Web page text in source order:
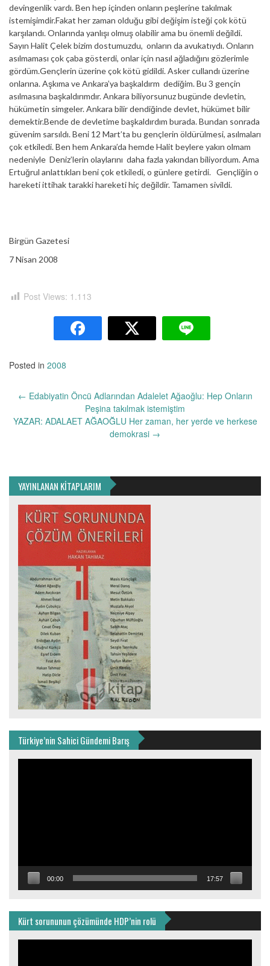
devingenlik vardı. Ben hep içinden onların peşlerine takılmak
istemişimdir.Fakat her zaman olduğu gibi değişim isteği çok kötü
karşılandı. Onlarında yanlışı olmuş olabilir ama bu önemli değildi.
Sayın Halit Çelek bizim dostumuzdu, onların da avukatıydı. Onların
asılmaması çok çaba gösterdi, onlar için nasıl ağladığını gözlerimle
gördüm.Gençlerin üzerine çok kötü gidildi. Asker cullandı üzerine
onlarına. Aşkıma ve Ankara’ya başkaldırm dediğim. Bu 3 gençin
asılmasına başkaldırımdır. Ankara biliyorsunuz bugünde devletin,
hükümetin simgeler. Ankara bilir dendiğinde devlet, hükümet bilir
demektir.Bende de devletime başkaldırdım burada. Bundan sonrada
güvenim sarsıldı. Beni 12 Mart’ta bu gençlerin öldürülmesi, asılmaları
çok etkiledi. Ben hem Ankara’da hemde Halit beylere yakın olmam
nedeniyle Deniz’lerin olaylarını daha fazla yakından biliyordum. Ama
Ertuğrul anlattıkları beni çok etkiledi, o günlere getirdi. Gençliğin o
hareketi ittihak tarakki hareketi hiç değildir. Tamamen sivildi.
Birgün Gazetesi
7 Nisan 2008
Post Views: 1.113
Posted in 2008
Yazı
← Edabiyatin Öncü Adlarından Adalelet Ağaoğlu: Hep Onların
Peşina takılmak istemiştim
YAZAR: ADALAET AĞAOĞLU Her zaman, her yerde ve herkese
demokrasi →
YAYINLANAN KİTAPLARIM
Türkiye’nin Sahici Gündemi Barış
00:00 17:57
Kürt sorununun çözümünde HDP’nin rolü